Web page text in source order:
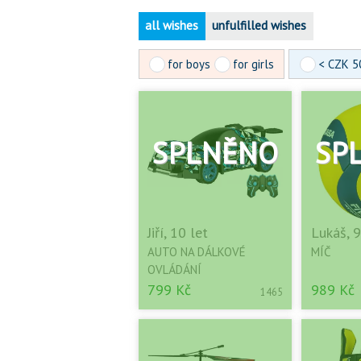
all wishes unfulfilled wishes
for boys for girls < CZK
Jiří, 10 let
AUTO NA DÁLKOVÉ
OVLÁDÁNÍ
799 Kč 1465
Lukáš,
MÍČ
989 Kč